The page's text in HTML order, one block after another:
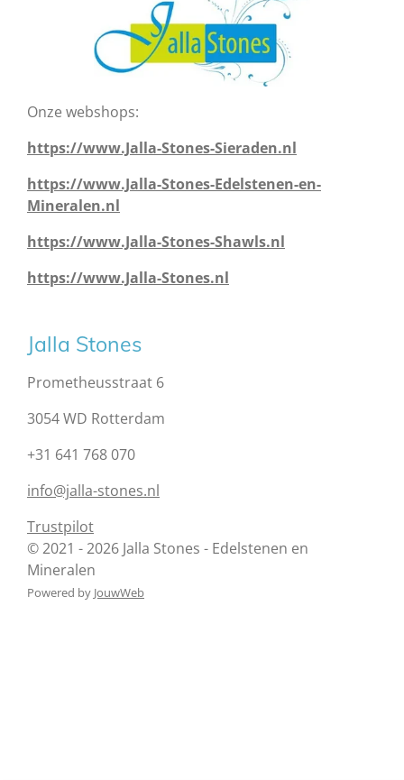
Onze webshops:
https://www.Jalla-Stones-Sieraden.nl
https://www.Jalla-Stones-Edelstenen-en-
Mineralen.nl
https://www.Jalla-Stones-Shawls.nl
https://www.Jalla-Stones.nl
Jalla Stones
Prometheusstraat 6
3054 WD Rotterdam
+31 641 768 070
info@jalla-stones.nl
Trustpilot
© 2021 - 2026 Jalla Stones - Edelstenen en
Mineralen
Powered by JouwWeb